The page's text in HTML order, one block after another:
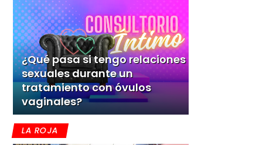
¿Qué pasa si tengo relaciones
sexuales durante un
tratamiento con óvulos
vaginales?
LA ROJA